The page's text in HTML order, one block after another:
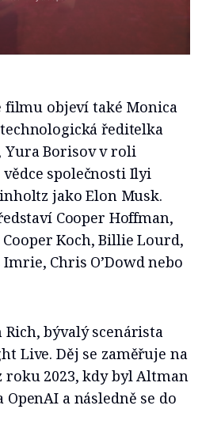
filmu objeví také Monica
ředitelka
Yura Borisov v roli
společnosti Ilyi
jako Elon Musk.
Cooper Hoffman,
Koch, Billie Lourd,
Chris O’Dowd nebo
Rich, bývalý scenárista
Live. Děj se zaměřuje na
2023, kdy byl Altman
a následně se do